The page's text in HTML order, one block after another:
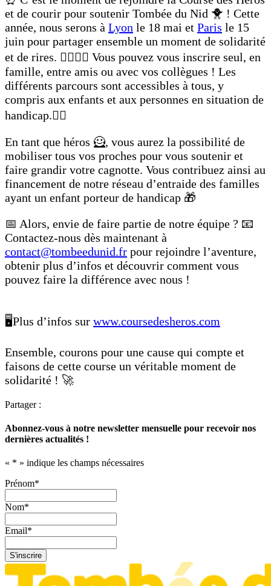
et de courir pour soutenir Tombée du Nid 🐥 ! Cette
année, nous serons à Lyon le 18 mai et Paris le 15
juin pour partager ensemble un moment de solidarité
et de rires. 🏃‍♀️🏃‍♂️ Vous pouvez vous inscrire seul, en
famille, entre amis ou avec vos collègues ! Les
différents parcours sont accessibles à tous, y
compris aux enfants et aux personnes en situation de
handicap.👌🏼
En tant que héros 🦸, vous aurez la possibilité de
mobiliser tous vos proches pour vous soutenir et
faire grandir votre cagnotte. Vous contribuez ainsi au
financement de notre réseau d’entraide des familles
ayant un enfant porteur de handicap 🎁
📅 Alors, envie de faire partie de notre équipe ? 📧
Contactez-nous dès maintenant à
contact@tombeedunid.fr pour rejoindre l’aventure,
obtenir plus d’infos et découvrir comment vous
pouvez faire la différence avec nous !
🖥️Plus d’infos sur www.coursedesheros.com
Ensemble, courons pour une cause qui compte et
faisons de cette course un véritable moment de
solidarité ! 🚀
Partager :
Abonnez-vous à notre newsletter mensuelle pour recevoir nos
dernières actualités !
« * » indique les champs nécessaires
Prénom*
Nom*
Email*
S'inscrire